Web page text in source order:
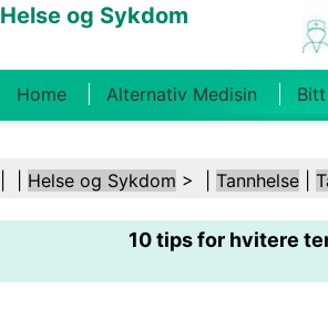
Helse og Sykdom
Home Alternativ Medisin
Kosthold Og Ernæring
Helsebransjen Psykisk Helse
Sikkerhet Kirurgi Og Prosedyrer
Helse og Sykdom > | Tannhelse
10 tips for hvitere